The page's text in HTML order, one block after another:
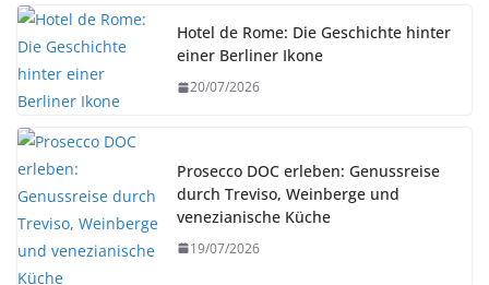
Hotel de Rome: Die Geschichte hinter
einer Berliner Ikone
20/07/2026
Prosecco DOC erleben: Genussreise
durch Treviso, Weinberge und
venezianische Küche
19/07/2026